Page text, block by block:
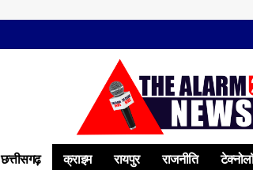
छत्तीसगढ़ क्राइम रायपुर राजनीति